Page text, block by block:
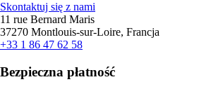
Skontaktuj się z nami
11 rue Bernard Maris
37270 Montlouis-sur-Loire, Francja
+33 1 86 47 62 58
Bezpieczna płatność